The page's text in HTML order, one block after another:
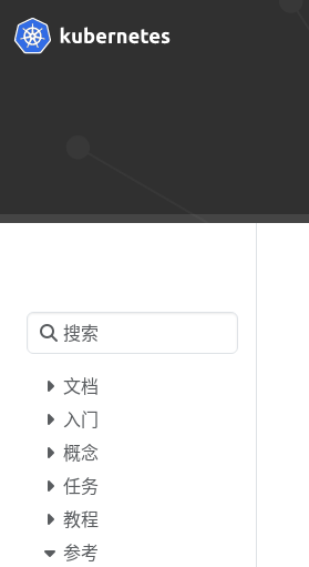
文档
入门
概念
任务
教程
参考